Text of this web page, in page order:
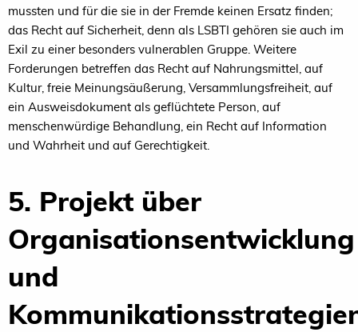
mussten und für die sie in der Fremde keinen Ersatz finden;
das Recht auf Sicherheit, denn als LSBTI gehören sie auch im
Exil zu einer besonders vulnerablen Gruppe. Weitere
Forderungen betreffen das Recht auf Nahrungsmittel, auf
Kultur, freie Meinungsäußerung, Versammlungsfreiheit, auf
ein Ausweisdokument als geflüchtete Person, auf
menschenwürdige Behandlung, ein Recht auf Information
und Wahrheit und auf Gerechtigkeit.
5. Projekt über
Organisationsentwicklung
und